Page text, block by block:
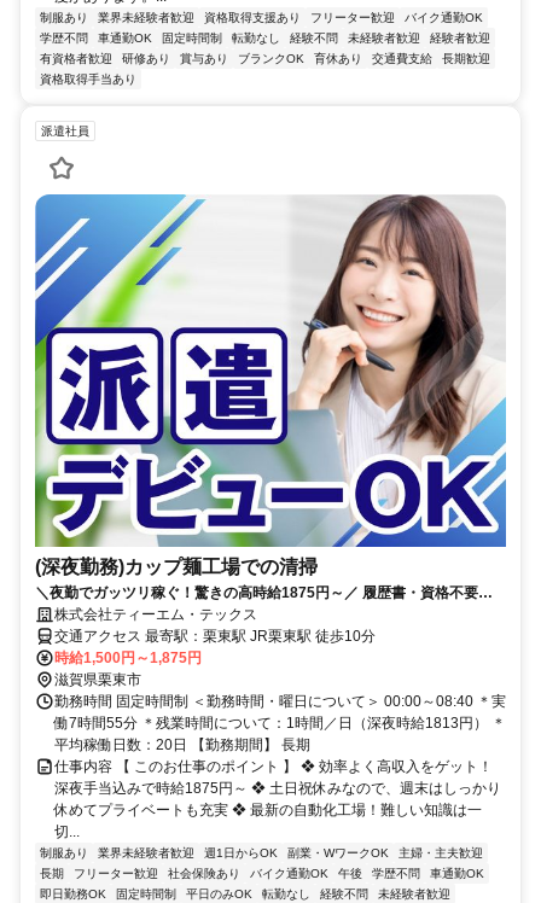
制服あり 業界未経験者歓迎 資格取得支援あり フリーター歓迎
バイク通勤OK
学歴不問
車通勤OK 固定時間制 転勤なし 経験不問 未経験者歓迎
経験者歓迎
有資格者歓迎
研修あり 賞与あり ブランクOK 育休あり 交通費支給
長期歓迎
資格取得手当あり
派遣社員
(深夜勤務)カップ麺工場での清掃
＼夜勤でガッツリ稼ぐ！驚きの高時給1875円～／ 履歴書・資格不要！
夜スタートの大手工場★ 土日祝休み＆カンタン作業で、未経験からもし
っかり高収入♪
株式会社ティーエム・テックス
交通アクセス 最寄駅：栗東駅 JR栗東駅 徒歩10分
時給1,500円～1,875円
滋賀県栗東市
勤務時間 固定時間制 ＜勤務時間・曜日について＞ 00:00～08:40 ＊実
働7時間55分 ＊残業時間について：1時間／日（深夜時給1813円） ＊
平均稼働日数：20日 【勤務期間】 長期
仕事内容 【 このお仕事のポイント 】 ❖ 効率よく高収入をゲット！
深夜手当込みで時給1875円～ ❖ 土日祝休みなので、週末はしっかり
休めてプライベートも充実 ❖ 最新の自動化工場！難しい知識は一
切...
制服あり 業界未経験者歓迎 週1日からOK 副業・WワークOK
主婦・主夫歓迎
長期
フリーター歓迎 社会保険あり バイク通勤OK 午後 学歴不問
車通勤OK
即日勤務OK
固定時間制 平日のみOK 転勤なし 経験不問
未経験者歓迎